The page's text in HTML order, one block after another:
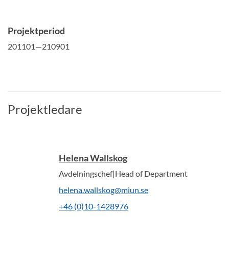
Projektperiod
201101—210901
Projektledare
Helena Wallskog
Avdelningschef|Head of Department
helena.wallskog@miun.se
+46 (0)10-1428976